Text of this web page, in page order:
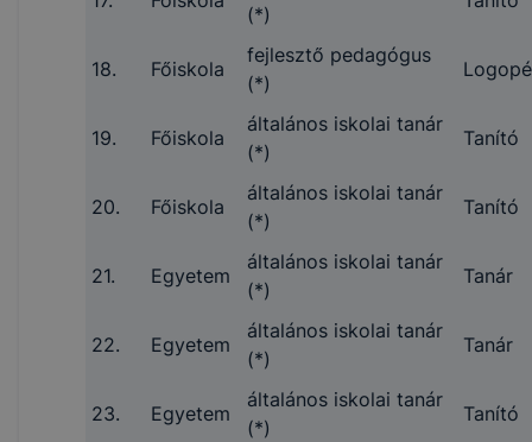
(*)
18. Főiskola
fejlesztő pedagógus
(*)
19. Főiskola
általános iskolai tanár
(*)
Tanító
20. Főiskola
általános iskolai tanár
(*)
Tanító
21. Egyetem
általános iskolai tanár
(*)
Tanár
22. Egyetem
általános iskolai tanár
(*)
Tanár
23. Egyetem
általános iskolai tanár
(*)
Tanító